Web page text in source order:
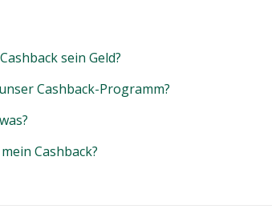
sein Geld?
Cashback-Programm?
Cashback?